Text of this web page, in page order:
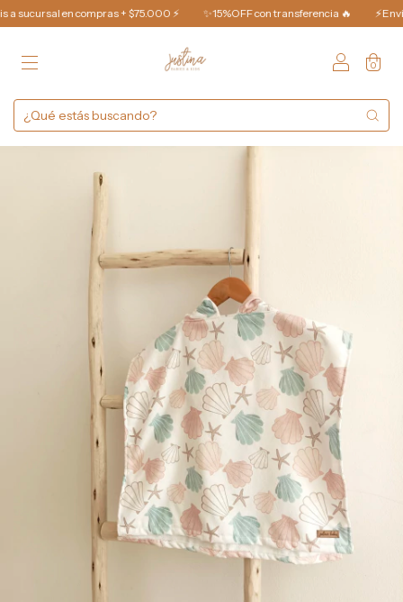
en compras + $75.000 ⚡️ ✨15%OFF con transferencia 🔥 ⚡️Envío Gratis a
0